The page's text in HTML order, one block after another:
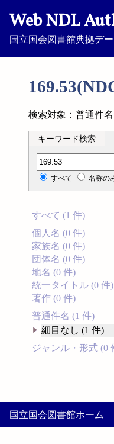
Web NDL
国立国会図書館典拠デ
検索対象：普通件
キーワード検索
分類記号検索
すべて 名称の
すべて (1 件)
個人名 (0 件)
家族名 (0 件)
団体名 (0 件)
地名 (0 件)
統一タイトル (0 件)
著作 (0 件)
普通件名 (1 件)
細目なし (1 件)
ジャンル・形式 (0
国立国会図書館ホーム